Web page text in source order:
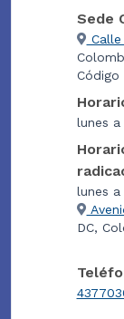
Sede
Código
lunes
lunes
DC,